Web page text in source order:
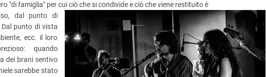
"di famiglia" per cui ciò che si condivide e ciò che viene restituito è
dal punto di
punto di vista
ecc. il loro
quando
dei brani sentivo
sarebbe stato